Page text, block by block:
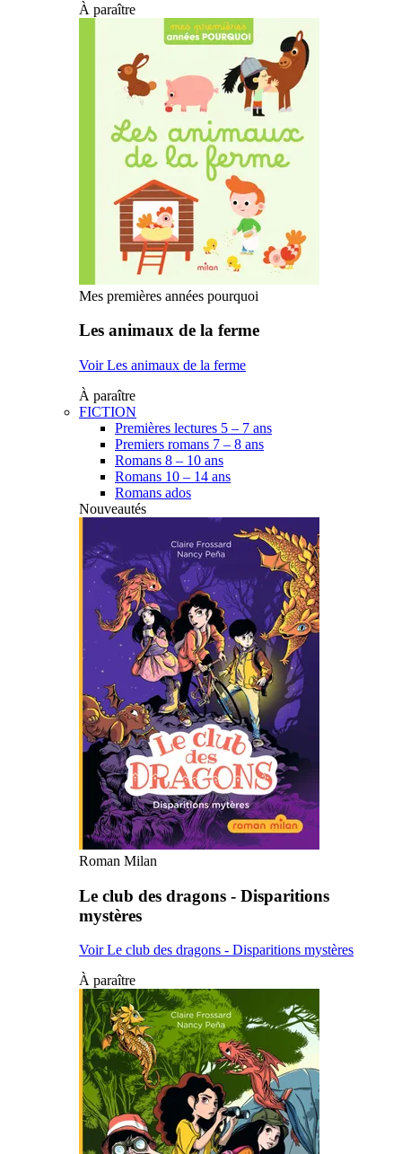
À paraître
Mes premières années pourquoi
Les animaux de la ferme
Voir Les animaux de la ferme
À paraître
FICTION
Premières lectures 5 – 7 ans
Premiers romans 7 – 8 ans
Romans 8 – 10 ans
Romans 10 – 14 ans
Romans ados
Nouveautés
Roman Milan
Le club des dragons - Disparitions
mystères
Voir Le club des dragons - Disparitions mystères
À paraître